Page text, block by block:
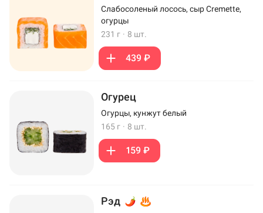
Слабосоленый лосось, сыр Cremette,
огурцы
231 г · 8 шт.
439 ₽
Огурец
Огурцы, кунжут белый
165 г · 8 шт.
159 ₽
Рэд